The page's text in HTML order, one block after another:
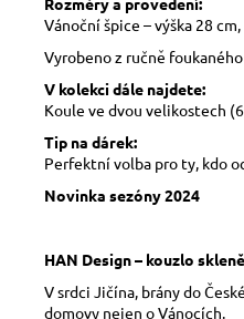
Vánoční špice – výška 28
Vyrobeno z ručně
V kolekci dále najdete:
Koule ve dvou velikostech
Tip na dárek:
Perfektní volba pro ty, kdo
Novinka sezóny 2024
HAN Design – kouzlo
V srdci Jičína, brány do
domovy nejen o Vánocích.